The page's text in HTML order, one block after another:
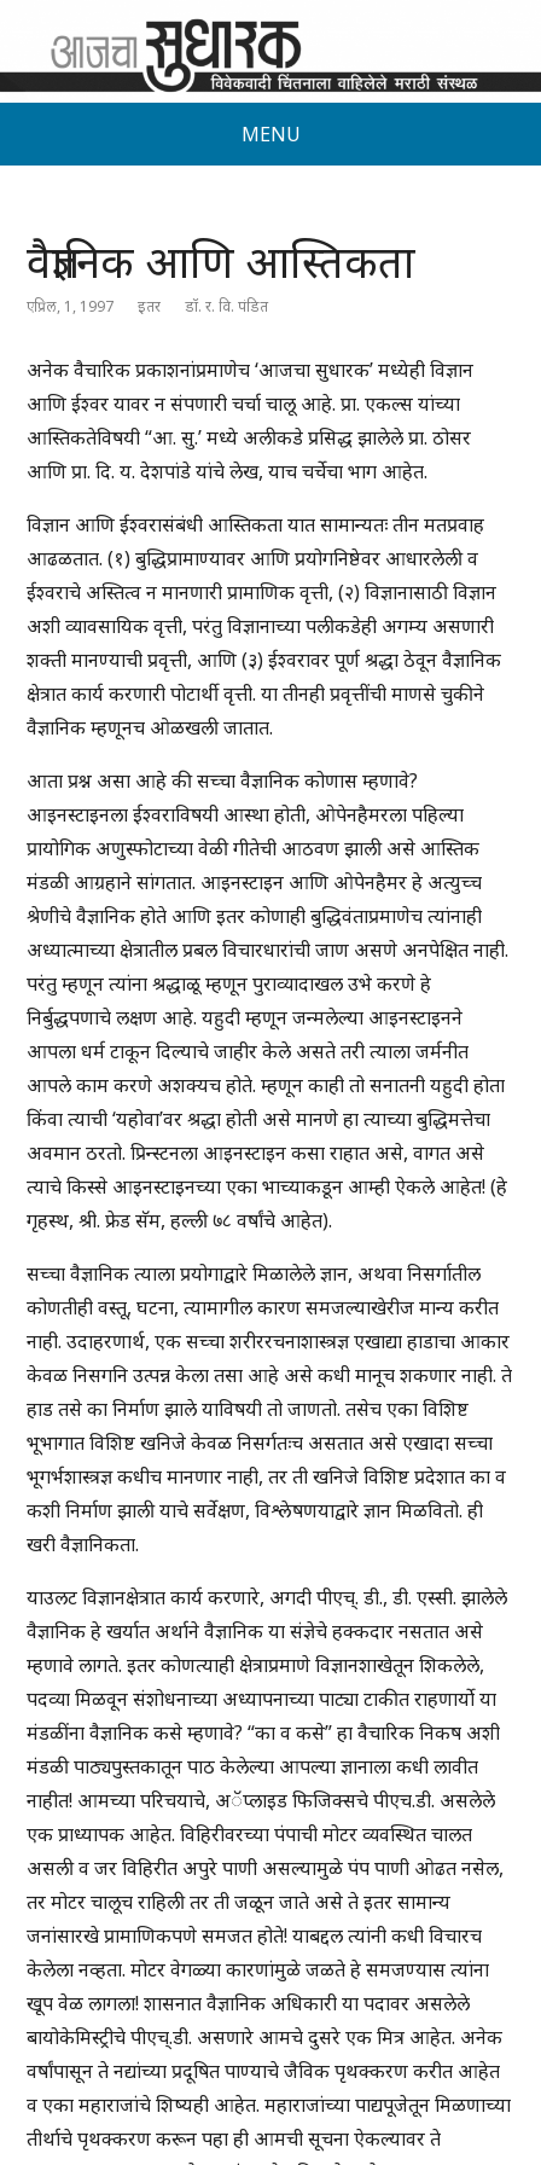
MENU
वैज्ञानिक आणि आस्तिकता
एप्रिल, 1, 1997 इतर डॉ. र. वि. पंडित
अनेक वैचारिक प्रकाशनांप्रमाणेच ‘आजचा सुधारक’ मध्येही विज्ञान
आणि ईश्वर यावर न संपणारी चर्चा चालू आहे. प्रा. एकल्स यांच्या
आस्तिकतेविषयी “आ. सु.’ मध्ये अलीकडे प्रसिद्ध झालेले प्रा. ठोसर
आणि प्रा. दि. य. देशपांडे यांचे लेख, याच चर्चेचा भाग आहेत.
विज्ञान आणि ईश्वरासंबंधी आस्तिकता यात सामान्यतः तीन मतप्रवाह
आढळतात. (१) बुद्धिप्रामाण्यावर आणि प्रयोगनिष्ठेवर आधारलेली व
ईश्वराचे अस्तित्व न मानणारी प्रामाणिक वृत्ती, (२) विज्ञानासाठी विज्ञान
अशी व्यावसायिक वृत्ती, परंतु विज्ञानाच्या पलीकडेही अगम्य असणारी
शक्ती मानण्याची प्रवृत्ती, आणि (३) ईश्वरावर पूर्ण श्रद्धा ठेवून वैज्ञानिक
क्षेत्रात कार्य करणारी पोटार्थी वृत्ती. या तीनही प्रवृत्तींची माणसे चुकीने
वैज्ञानिक म्हणूनच ओळखली जातात.
आता प्रश्न असा आहे की सच्चा वैज्ञानिक कोणास म्हणावे?
आइनस्टाइनला ईश्वराविषयी आस्था होती, ओपेनहैमरला पहिल्या
प्रायोगिक अणुस्फोटाच्या वेळी गीतेची आठवण झाली असे आस्तिक
मंडळी आग्रहाने सांगतात. आइनस्टाइन आणि ओपेनहैमर हे अत्युच्च
श्रेणीचे वैज्ञानिक होते आणि इतर कोणाही बुद्धिवंताप्रमाणेच त्यांनाही
अध्यात्माच्या क्षेत्रातील प्रबल विचारधारांची जाण असणे अनपेक्षित नाही.
परंतु म्हणून त्यांना श्रद्धाळू म्हणून पुराव्यादाखल उभे करणे हे
निर्बुद्धपणाचे लक्षण आहे. यहुदी म्हणून जन्मलेल्या आइनस्टाइनने
आपला धर्म टाकून दिल्याचे जाहीर केले असते तरी त्याला जर्मनीत
आपले काम करणे अशक्यच होते. म्हणून काही तो सनातनी यहुदी होता
किंवा त्याची ‘यहोवा’वर श्रद्धा होती असे मानणे हा त्याच्या बुद्धिमत्तेचा
अवमान ठरतो. प्रिन्स्टनला आइनस्टाइन कसा राहात असे, वागत असे
त्याचे किस्से आइनस्टाइनच्या एका भाच्याकडून आम्ही ऐकले आहेत! (हे
गृहस्थ, श्री. फ्रेड सॅम, हल्ली ७८ वर्षांचे आहेत).
सच्चा वैज्ञानिक त्याला प्रयोगाद्वारे मिळालेले ज्ञान, अथवा निसर्गातील
कोणतीही वस्तू, घटना, त्यामागील कारण समजल्याखेरीज मान्य करीत
नाही. उदाहरणार्थ, एक सच्चा शरीररचनाशास्त्रज्ञ एखाद्या हाडाचा आकार
केवळ निसगनि उत्पन्न केला तसा आहे असे कधी मानूच शकणार नाही. ते
हाड तसे का निर्माण झाले याविषयी तो जाणतो. तसेच एका विशिष्ट
भूभागात विशिष्ट खनिजे केवळ निसर्गतःच असतात असे एखादा सच्चा
भूगर्भशास्त्रज्ञ कधीच मानणार नाही, तर ती खनिजे विशिष्ट प्रदेशात का व
कशी निर्माण झाली याचे सर्वेक्षण, विश्लेषणयाद्वारे ज्ञान मिळवितो. ही
खरी वैज्ञानिकता.
याउलट विज्ञानक्षेत्रात कार्य करणारे, अगदी पीएच्. डी., डी. एस्सी. झालेले
वैज्ञानिक हे खर्यात अर्थाने वैज्ञानिक या संज्ञेचे हक्कदार नसतात असे
म्हणावे लागते. इतर कोणत्याही क्षेत्राप्रमाणे विज्ञानशाखेतून शिकलेले,
पदव्या मिळवून संशोधनाच्या अध्यापनाच्या पाट्या टाकीत राहणार्याे या
मंडळींना वैज्ञानिक कसे म्हणावे? “का व कसे” हा वैचारिक निकष अशी
मंडळी पाठ्यपुस्तकातून पाठ केलेल्या आपल्या ज्ञानाला कधी लावीत
नाहीत! आमच्या परिचयाचे, अॅप्लाइड फिजिक्सचे पीएच.डी. असलेले
एक प्राध्यापक आहेत. विहिरीवरच्या पंपाची मोटर व्यवस्थित चालत
असली व जर विहिरीत अपुरे पाणी असल्यामुळे पंप पाणी ओढत नसेल,
तर मोटर चालूच राहिली तर ती जळून जाते असे ते इतर सामान्य
जनांसारखे प्रामाणिकपणे समजत होते! याबद्दल त्यांनी कधी विचारच
केलेला नव्हता. मोटर वेगळ्या कारणांमुळे जळते हे समजण्यास त्यांना
खूप वेळ लागला! शासनात वैज्ञानिक अधिकारी या पदावर असलेले
बायोकेमिस्ट्रीचे पीएच्.डी. असणारे आमचे दुसरे एक मित्र आहेत. अनेक
वर्षांपासून ते नद्यांच्या प्रदूषित पाण्याचे जैविक पृथक्करण करीत आहेत
व एका महाराजांचे शिष्यही आहेत. महाराजांच्या पाद्यपूजेतून मिळणाच्या
तीर्थाचे पृथक्करण करून पहा ही आमची सूचना ऐकल्यावर ते